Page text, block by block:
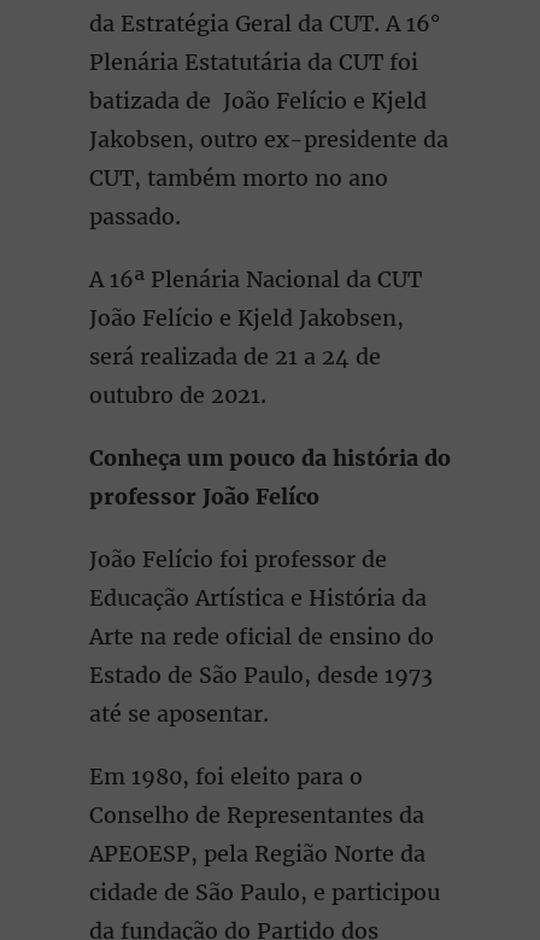
da Estratégia Geral da CUT. A 16°
Plenária Estatutária da CUT foi
batizada de João Felício e Kjeld
Jakobsen, outro ex-presidente da
CUT, também morto no ano
passado.
A 16ª Plenária Nacional da CUT
João Felício e Kjeld Jakobsen,
será realizada de 21 a 24 de
outubro de 2021.
Conheça um pouco da história do
professor João Felíco
João Felício foi professor de
Educação Artística e História da
Arte na rede oficial de ensino do
Estado de São Paulo, desde 1973
até se aposentar.
Em 1980, foi eleito para o
Conselho de Representantes da
APEOESP, pela Região Norte da
cidade de São Paulo, e participou
da fundação do Partido dos